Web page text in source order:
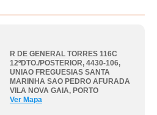
R DE GENERAL TORRES 116C
12ºDTO./POSTERIOR, 4430-106,
UNIAO FREGUESIAS SANTA
MARINHA SAO PEDRO AFURADA
VILA NOVA GAIA, PORTO
Ver Mapa